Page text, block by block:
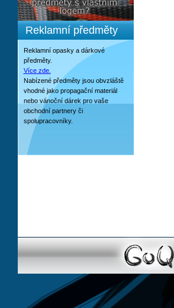
Reklamní předměty
Reklamní opasky a dárkové
předměty.
Více zde.
Nabízené předměty jsou obvzláště
vhodné jako propagační materiál
nebo vánoční dárek pro vaše
obchodní partnery či
spolupracovníky.